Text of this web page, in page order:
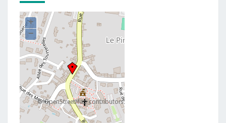
+
−
©OpenStreetMapcontributors